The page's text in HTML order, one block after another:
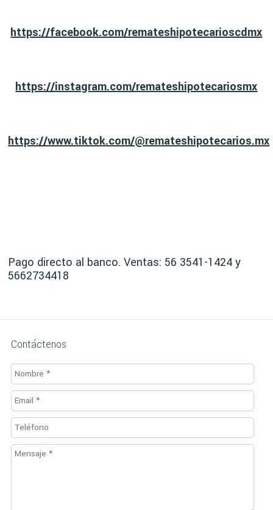
https://facebook.com/remateshipotecarioscdmx
https://instagram.com/remateshipotecariosmx
https://www.tiktok.com/@remateshipotecarios.mx
Pago directo al banco. Ventas: 56 3541-1424 y
5662734418
Contáctenos